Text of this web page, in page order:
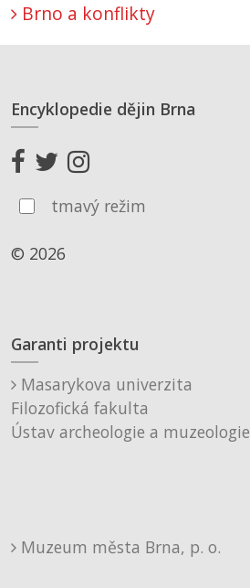
Brno a konflikty
Encyklopedie dějin Brna
tmavý režim
© 2026
Garanti projektu
Masarykova univerzita
Filozofická fakulta
Ústav archeologie a muzeologie
Muzeum města Brna, p. o.